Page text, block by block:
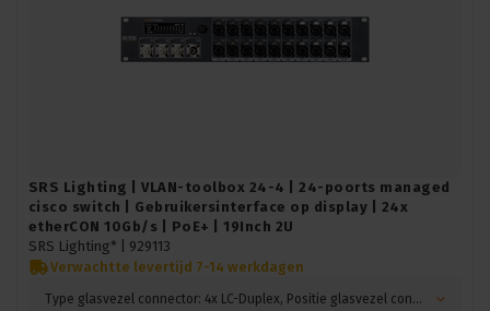
SRS Lighting | VLAN-toolbox 24-4 | 24-poorts managed
cisco switch | Gebruikersinterface op display | 24x
etherCON 10Gb/s | PoE+ | 19Inch 2U
SRS Lighting* | 929113
Verwachtte levertijd 7-14 werkdagen
Type glasvezel connector: 4x LC-Duplex, Positie glasvezel connector: Voorzijde